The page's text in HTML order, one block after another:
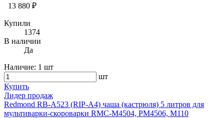
13 880 ₽
Купили
1374
В наличии
Да
Наличие: 1 шт
шт
Купить
Лидер продаж
Redmond RB-A523 (RIP-А4) чаша (кастрюля) 5 литров для
мультиварки-скороварки RMC-M4504, PM4506, M110